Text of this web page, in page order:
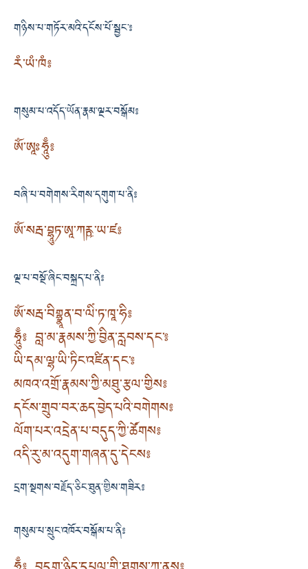
གཉིས་པ་གཏོར་མའི་དངོས་པོ་སྦྱང་༔
རཾ་ཡཾ་ཁཾ༔
གསུམ་པ་འདོད་ཡོན་རྣམ་ལྔར་བསྒོམ༔
ཨོཾ་ཨཱཿཧཱུྃ༔
བཞི་པ་བགེགས་རིགས་དགུག་པ་ནི༔
ཨོཾ་སརྦ་བྷཱུཏ་ཨཱ་ཀརྵ་ཡ་ཛ༔
ལྔ་པ་བསྔོ་ཞིང་བསྐྲད་པ་ནི༔
ཨོཾ་སརྦ་བིགྷྣཱན་བ་ལིཾ་ཏ་ཁཱ་ཧི༔
ཧཱུྃ༔ བླ་མ་རྣམས་ཀྱི་བྱིན་རླབས་དང་༔
ཡི་དམ་ལྷ་ཡི་ཏིང་འཛིན་དང་༔
མཁའ་འགྲོ་རྣམས་ཀྱི་མཐུ་རྩལ་གྱིས༔
དངོས་གྲུབ་བར་ཆད་བྱེད་པའི་བགེགས༔
ལོག་པར་འདྲེན་པ་བདུད་ཀྱི་ཚོགས༔
འདི་རུ་མ་འདུག་གཞན་དུ་དེངས༔
དྲག་སྔགས་བརྗོད་ཅིང་ཐུན་གྱིས་གཟིར༔
གསུམ་པ་སྲུང་འཁོར་བསྒོམ་པ་ནི༔